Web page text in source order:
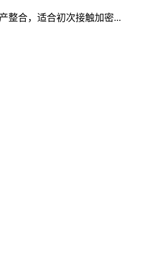
整合，适合初次接触加密...